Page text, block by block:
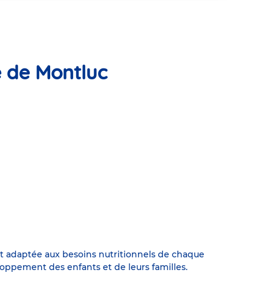
de Montluc
aux besoins nutritionnels de chaque
des enfants et de leurs familles.